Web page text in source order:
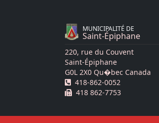
MUNICIPALITÉ DE
Saint-Épiphane
220, rue du Couvent
Saint-Épiphane
G0L 2X0 Qu�bec Canada
Téléphone :
418-862-0052
Télécopie :
418 862-7753